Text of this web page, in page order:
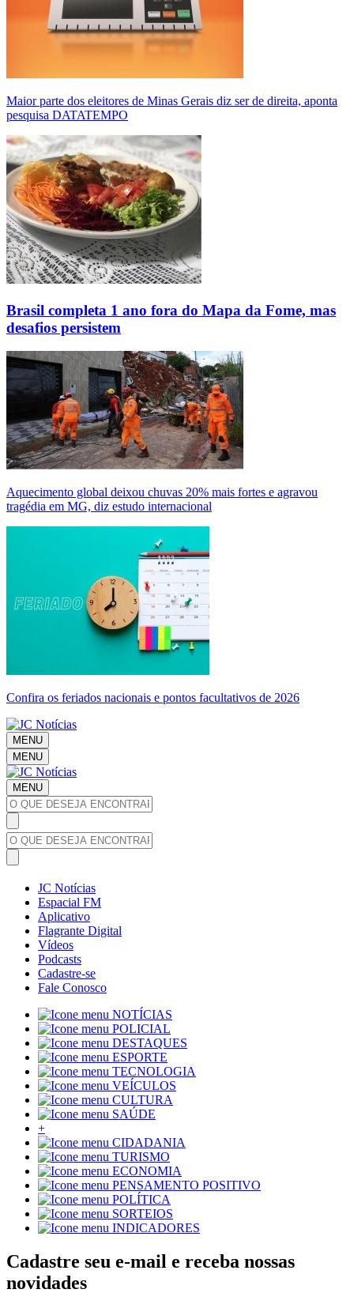
Maior parte dos eleitores de Minas Gerais diz ser de direita, aponta
pesquisa DATATEMPO
Brasil completa 1 ano fora do Mapa da Fome, mas
desafios persistem
Aquecimento global deixou chuvas 20% mais fortes e agravou
tragédia em MG, diz estudo internacional
Confira os feriados nacionais e pontos facultativos de 2026
MENU
MENU
MENU
JC Notícias
Espacial FM
Aplicativo
Flagrante Digital
Vídeos
Podcasts
Cadastre-se
Fale Conosco
NOTÍCIAS
POLICIAL
DESTAQUES
ESPORTE
TECNOLOGIA
VEÍCULOS
CULTURA
SAÚDE
+
CIDADANIA
TURISMO
ECONOMIA
PENSAMENTO POSITIVO
POLÍTICA
SORTEIOS
INDICADORES
Cadastre seu e-mail e receba nossas
novidades